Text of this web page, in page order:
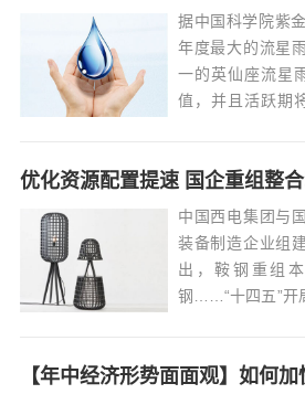
据中国科学院紫
年度最大的流星
一的英仙座流星
值，并且活跃期
颗左右，相当于
流星划过，它们
优化资源配置提速 国企重组整
中国西电集团与
装备制造企业组
出，鞍钢重组
钢……“十四五”开